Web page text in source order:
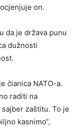
on.
da je država punu
dužnosti
članica NATO-a.
raditi na
zaštitu. To je
kasnimo“,